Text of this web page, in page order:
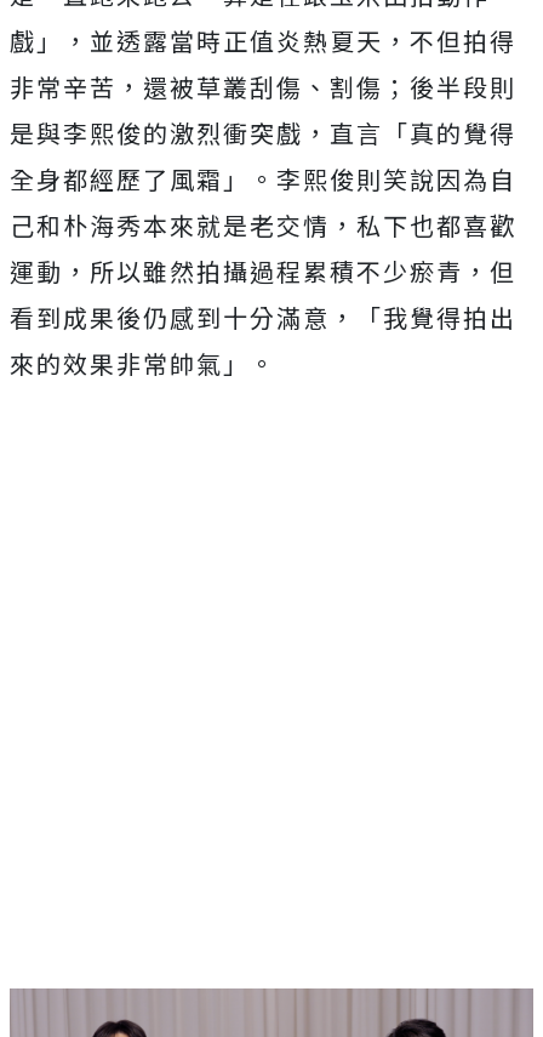
戲」，並透露當時正值炎熱夏天， 不但拍得
非常辛苦，還被草叢刮傷、割傷； 後半段則
是與李熙俊的激烈衝突戲，直言「真的覺得
全身都經歷了風霜」。 李熙俊則笑說因為自
己和朴海秀本來就是老交情， 私下也都喜歡
運動，所以雖然拍攝過程累積不少瘀青， 但
看到成果後仍感到十分滿意，「我覺得拍出
來的效果非常帥氣」。